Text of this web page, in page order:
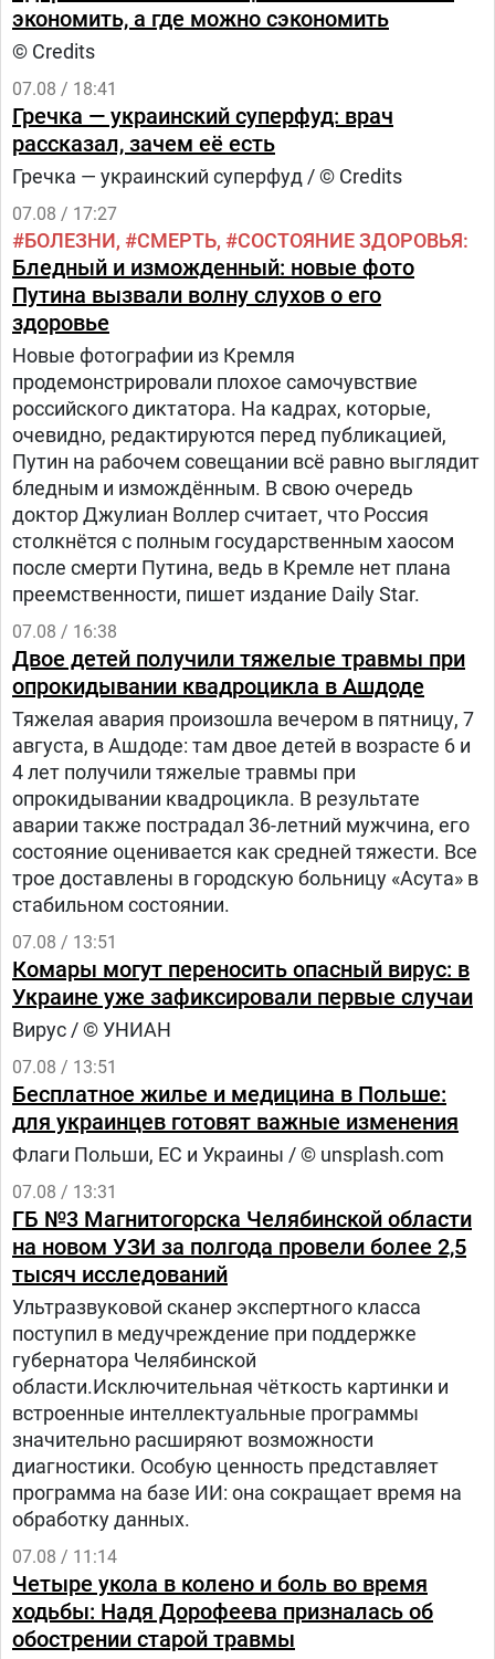
экономить, а где можно сэкономить
© Credits
07.08 / 18:41
Гречка — украинский суперфуд: врач
рассказал, зачем её есть
Гречка — украинский суперфуд / © Credits
07.08 / 17:27
БОЛЕЗНИ СМЕРТЬ СОСТОЯНИЕ ЗДОРОВЬЯ
Бледный и изможденный: новые фото
Путина вызвали волну слухов о его
здоровье
Новые фотографии из Кремля
продемонстрировали плохое самочувствие
российского диктатора. На кадрах, которые,
очевидно, редактируются перед публикацией,
Путин на рабочем совещании всё равно выглядит
бледным и измождённым. В свою очередь
доктор Джулиан Воллер считает, что Россия
столкнётся с полным государственным хаосом
после смерти Путина, ведь в Кремле нет плана
преемственности, пишет издание Daily Star.
07.08 / 16:38
Двое детей получили тяжелые травмы при
опрокидывании квадроцикла в Ашдоде
Тяжелая авария произошла вечером в пятницу, 7
августа, в Ашдоде: там двое детей в возрасте 6 и
4 лет получили тяжелые травмы при
опрокидывании квадроцикла. В результате
аварии также пострадал 36-летний мужчина, его
состояние оценивается как средней тяжести. Все
трое доставлены в городскую больницу «Асута» в
стабильном состоянии.
07.08 / 13:51
Комары могут переносить опасный вирус: в
Украине уже зафиксировали первые случаи
Вирус / © УНИАН
07.08 / 13:51
Бесплатное жилье и медицина в Польше:
для украинцев готовят важные изменения
Флаги Польши, ЕС и Украины / © unsplash.com
07.08 / 13:31
ГБ №3 Магнитогорска Челябинской области
на новом УЗИ за полгода провели более 2,5
тысяч исследований
Ультразвуковой сканер экспертного класса
поступил в медучреждение при поддержке
губернатора Челябинской
области.Исключительная чёткость картинки и
встроенные интеллектуальные программы
значительно расширяют возможности
диагностики. Особую ценность представляет
программа на базе ИИ: она сокращает время на
обработку данных.
07.08 / 11:14
Четыре укола в колено и боль во время
ходьбы: Надя Дорофеева призналась об
обострении старой травмы